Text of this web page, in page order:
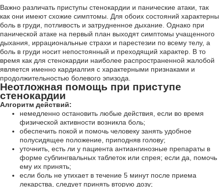
Важно различать приступы стенокардии и панические атаки, так
как они имеют схожие симптомы. Для обоих состояний характерны
боль в груди, потливость и затрудненное дыхание. Однако при
панической атаке на первый план выходят симптомы учащенного
дыхания, иррациональные страхи и парестезии по всему телу, а
боль в груди носит непостоянный и преходящий характер. В то
время как для стенокардии наиболее распространенной жалобой
является именно кардиалгия с характерными признаками и
продолжительностью болевого эпизода.
Неотложная помощь при приступе
стенокардии
Алгоритм действий:
немедленно остановить любые действия, если во время
физической активности возникла боль;
обеспечить покой и помочь человеку занять удобное
полусидящее положение, приподняв голову;
уточнить, есть ли у пациента антиангинозные препараты в
форме сублингвальных таблеток или спрея; если да, помочь
ему их принять;
если боль не утихает в течение 5 минут после приема
лекарства, следует принять вторую дозу;